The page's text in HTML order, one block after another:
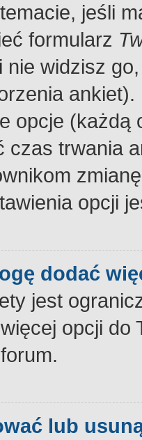
jeśli
formularz
nie widzisz
opcje
czas trwania
opcji
dodać
jest
opcji
lub